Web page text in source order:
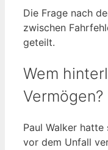
Die Frage nach
zwischen
geteilt.
Wem
Vermögen?
Paul Walker
vor dem Unfall